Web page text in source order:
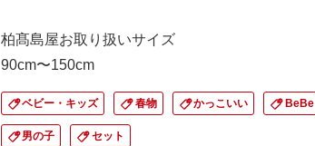
柏髙島屋お取り扱いサイズ
90cm〜150cm
ベビー・キッズ 春物 かっこいい BeBe
男の子 セット